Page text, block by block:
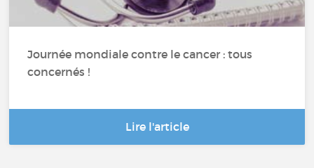
Journée mondiale contre le cancer : tous
concernés !
Lire l'article